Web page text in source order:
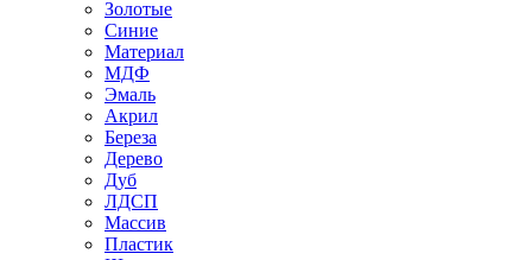
Золотые
Синие
Материал
МДФ
Эмаль
Акрил
Береза
Дерево
Дуб
ЛДСП
Массив
Пластик